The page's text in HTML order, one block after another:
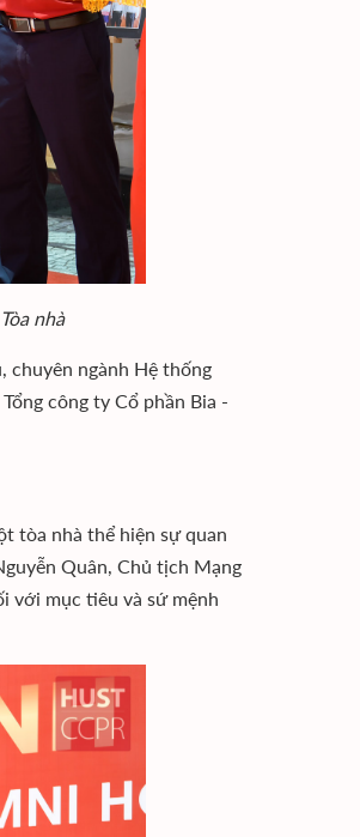
nhà
chuyên ngành Hệ thống
công ty Cổ phần Bia -
tòa nhà thể hiện sự quan
Quân, Chủ tịch Mạng
với mục tiêu và sứ mệnh